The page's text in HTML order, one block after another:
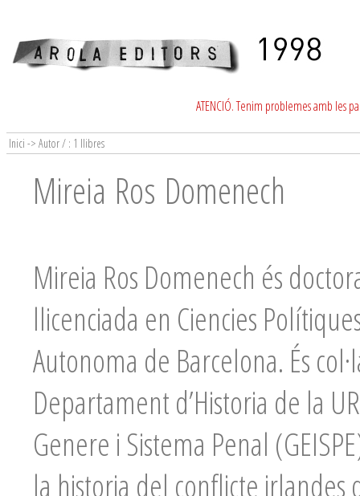
ATENCIÓ. Tenim problemes amb les
Inici -> Autor / : 1 llibres
Mireia Ros Domenech
Mireia Ros Domenech és
llicenciada en Ciencies
Autonoma de Barcelona. És
Departament d’Historia de la
Genere i Sistema Penal
la historia del conflicte irlandes